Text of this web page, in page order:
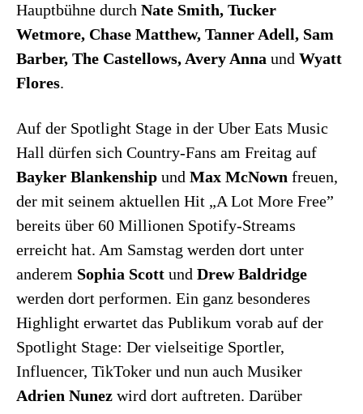
Hauptbühne durch Nate Smith, Tucker
Wetmore, Chase Matthew, Tanner Adell, Sam
Barber, The Castellows, Avery Anna und Wyatt
Flores.
Auf der Spotlight Stage in der Uber Eats Music
Hall dürfen sich Country-Fans am Freitag auf
Bayker Blankenship und Max McNown freuen,
der mit seinem aktuellen Hit „A Lot More Free”
bereits über 60 Millionen Spotify-Streams
erreicht hat. Am Samstag werden dort unter
anderem Sophia Scott und Drew Baldridge
werden dort performen. Ein ganz besonderes
Highlight erwartet das Publikum vorab auf der
Spotlight Stage: Der vielseitige Sportler,
Influencer, TikToker und nun auch Musiker
Adrien Nunez wird dort auftreten. Darüber